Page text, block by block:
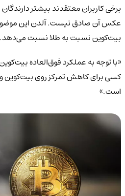
برخی کاربران معتقدند بیشتر
عکس آن صادق نیست. آلدن این موضوع
بیت‌کوین نسبت به طلا نسبت می‌دهد.
«با توجه به عملکرد فوق‌العاده
کسی برای کاهش تمرکز روی بیت‌کوین
است.»